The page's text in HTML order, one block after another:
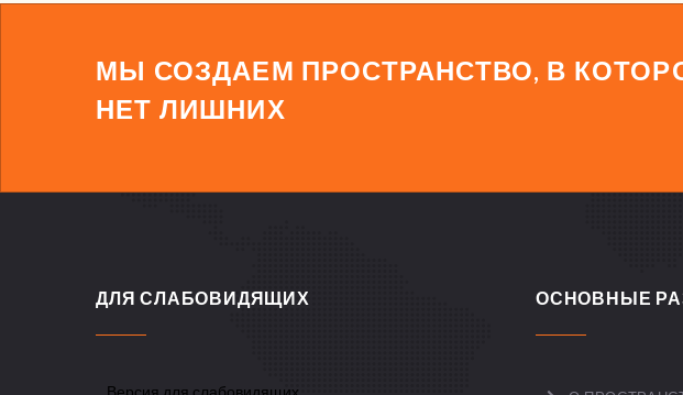
МЫ СОЗДАЕМ ПРОСТРАНСТВО, В
НЕТ ЛИШНИХ
ДЛЯ СЛАБОВИДЯЩИХ
Версия для слабовидящих
ОСНОВНЫЕ